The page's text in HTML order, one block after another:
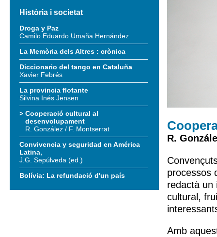
R.
processos
redactà un
cultural,
Amb
Història i societat
Droga y Paz
Camilo Eduardo Umaña Hernández
La Memòria dels Altres : crònica
Diccionario del tango en Cataluña
Xavier Febrés
La provincia flotante
Silvina Inés Jensen
Cooperació cultural al
desenvolupament
R. González / F. Montserrat
Convivencia y seguridad en América
Latina,
J.G. Sepúlveda (ed.)
Bolívia: La refundació d'un país